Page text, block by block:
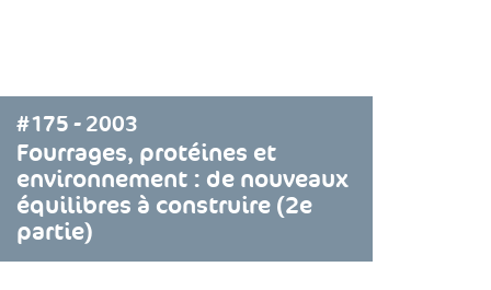
#175 - 2003
Fourrages, protéines et
environnement : de nouveaux
équilibres à construire (2e
partie)